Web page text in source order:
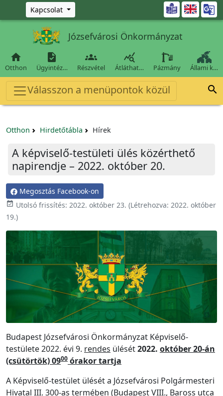
Ugrás a fő tartalomra
Kapcsolat 
Józsefvárosi Önkormányzat

Otthon

Ügyintéz…

Részvétel

Átláthat… Pázmány Állami k…
Válasszon a menüpontok közül 
Otthon Hirdetőtábla Hírek
A képviselő-testületi ülés közérthető
napirendje – 2022. október 20.
Megosztás Facebook-on
 Utolsó frissítés: 2022. október 23. (Létrehozva: 2022. október
19.)
Budapest Józsefvárosi Önkormányzat Képviselő-
testülete 2022. évi 9. rendes ülését2022. október 20-án
(csütörtök) 0900 órakor tartja
A Képviselő-testület ülését a Józsefvárosi Polgármesteri
Hivatal III. 300-as termében (Budapest VIII., Baross utca